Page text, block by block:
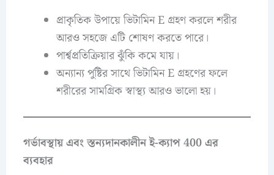
প্রাকৃতিক উপায়ে ভিটামিন E গ্রহণ করলে শরীর
আরও সহজে এটি শোষণ করতে পারে।
পার্শ্বপ্রতিক্রিয়ার ঝুঁকি কমে যায়।
অন্যান্য পুষ্টির সাথে ভিটামিন E গ্রহণের ফলে
শরীরের সামগ্রিক স্বাস্থ্য আরও ভালো হয়।
গর্ভাবস্থায় এবং স্তন্যদানকালীন ই-ক্যাপ 400 এর
ব্যবহার